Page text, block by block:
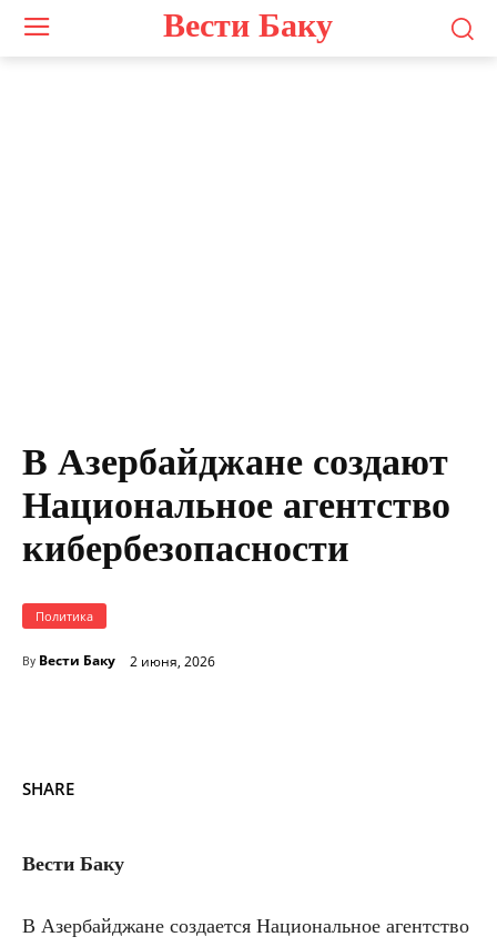
Вести Баку
В Азербайджане создают
Национальное агентство
кибербезопасности
Политика
By Вести Баку 2 июня, 2026
SHARE
Вести Баку
В Азербайджане создается Национальное агентство